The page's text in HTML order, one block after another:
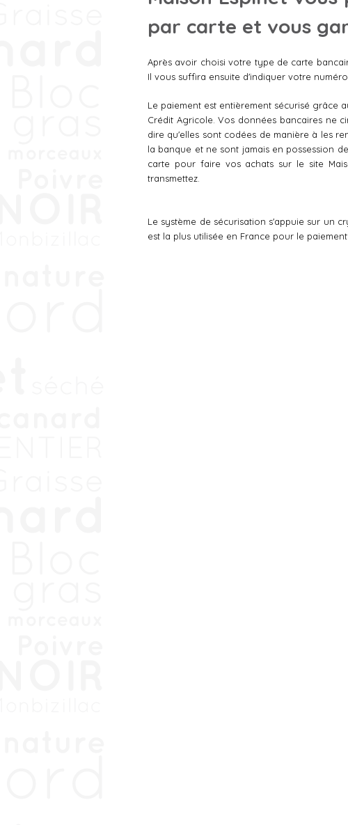
par carte et vous
Après avoir choisi votre type de carte
Il vous suffira ensuite d'indiquer votre
Le paiement est entièrement sécurisé grâce
Crédit Agricole. Vos données bancaires ne
dire qu'elles sont codées de manière à les
la banque et ne sont jamais en possession
carte pour faire vos achats sur le site
transmettez.
Le système de sécurisation s'appuie sur un
est la plus utilisée en France pour le